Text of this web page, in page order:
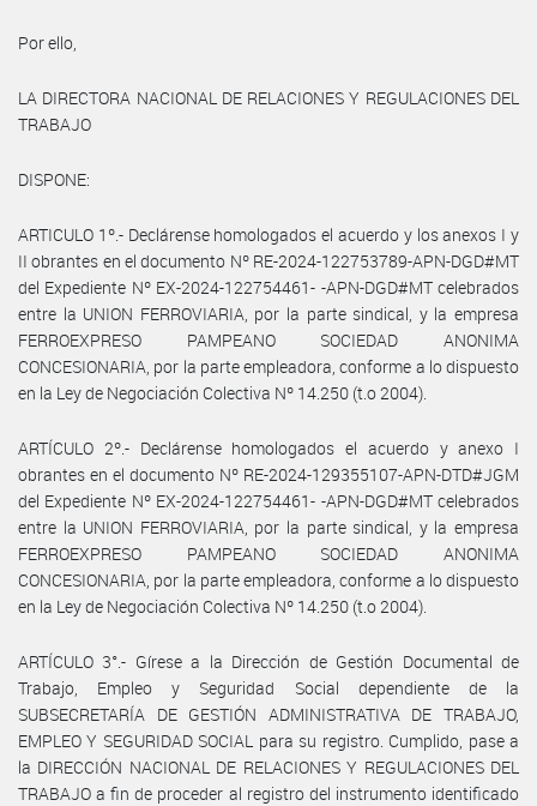
Por ello,
LA DIRECTORA NACIONAL DE RELACIONES Y REGULACIONES DEL
TRABAJO
DISPONE:
ARTICULO 1º.- Declárense homologados el acuerdo y los anexos I y
II obrantes en el documento Nº RE-2024-122753789-APN-DGD#MT
del Expediente Nº EX-2024-122754461- -APN-DGD#MT celebrados
entre la UNION FERROVIARIA, por la parte sindical, y la empresa
FERROEXPRESO PAMPEANO SOCIEDAD ANONIMA
CONCESIONARIA, por la parte empleadora, conforme a lo dispuesto
en la Ley de Negociación Colectiva Nº 14.250 (t.o 2004).
ARTÍCULO 2º.- Declárense homologados el acuerdo y anexo I
obrantes en el documento Nº RE-2024-129355107-APN-DTD#JGM
del Expediente Nº EX-2024-122754461- -APN-DGD#MT celebrados
entre la UNION FERROVIARIA, por la parte sindical, y la empresa
FERROEXPRESO PAMPEANO SOCIEDAD ANONIMA
CONCESIONARIA, por la parte empleadora, conforme a lo dispuesto
en la Ley de Negociación Colectiva Nº 14.250 (t.o 2004).
ARTÍCULO 3°.- Gírese a la Dirección de Gestión Documental de
Trabajo, Empleo y Seguridad Social dependiente de la
SUBSECRETARÍA DE GESTIÓN ADMINISTRATIVA DE TRABAJO,
EMPLEO Y SEGURIDAD SOCIAL para su registro. Cumplido, pase a
la DIRECCIÓN NACIONAL DE RELACIONES Y REGULACIONES DEL
TRABAJO a fin de proceder al registro del instrumento identificado